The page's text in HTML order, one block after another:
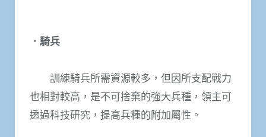
．騎兵
訓練騎兵所需資源較多，但因所支配戰力
也相對較高，是不可捨棄的強大兵種，領主可
透過科技研究，提高兵種的附加屬性。